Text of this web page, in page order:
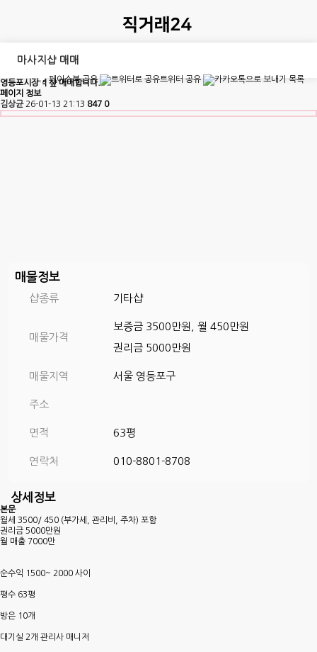
마사지샵 매매
페이스북 공유 트위터 공유 목록
영등포시장역 샾 매매합니다.
페이지 정보
김상균 26-01-13 21:13 847 0
매물정보
샵종류 기타샵
매물가격
보증금 3500만원, 월 450만원
권리금 5000만원
매물지역 서울 영등포구
주소
면적 63평
연락처 010-8801-8708
상세정보
본문
월세 3500/ 450 (부가세, 관리비, 주차) 포함
권리금 5000만원
월 매출 7000만
순수익 1500~ 2000 사이
평수 63평
방은 10개
대기실 2개 관리사 매니저